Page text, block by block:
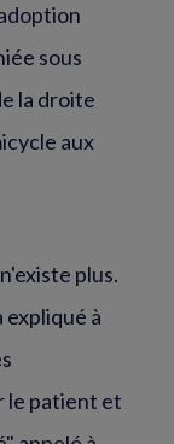
sous
la droite
aux
plus.
expliqué à
le patient et